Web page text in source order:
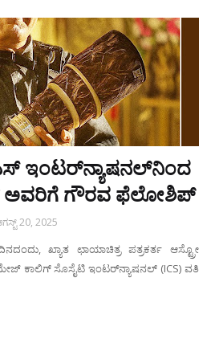
ಇಂಟರ್‌ನ್ಯಾಷನಲ್‌ನಿಂದ
ಅವರಿಗೆ ಗೌರವ ಫೆಲೋಶಿಪ್‌
20, 2025
ಖ್ಯಾತ ಛಾಯಾಚಿತ್ರ ಪತ್ರಕರ್ತ ಆಸ್ಟ್ರೋ
ಕಾಲಿಗ್‌ ಸೊಸೈಟಿ ಇಂಟರ್‌ನ್ಯಾಷನಲ್‌ (ICS) ವತಿ